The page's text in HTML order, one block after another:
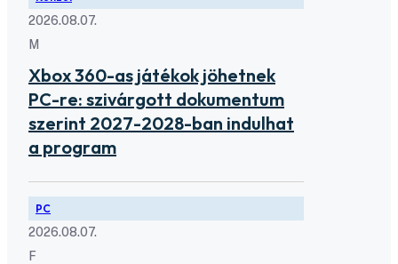
2026.08.07.
M
Xbox 360-as játékok jöhetnek
PC-re: szivárgott dokumentum
szerint 2027-2028-ban indulhat
a program
PC
2026.08.07.
F